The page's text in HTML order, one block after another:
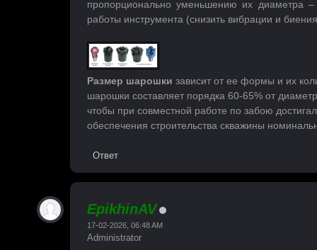
пропорционально уменьшению их диаметра
работы инструмента (снизить вибрации и
Размер шарошки зависит от ее формы и их
шарошки составляет порядка 60-65% от
чтобы при совместной работе по забою
обеспечения строительства скважины
Ответ
EpikhinAV
17-02-2026, 06:48 AM
Administrator